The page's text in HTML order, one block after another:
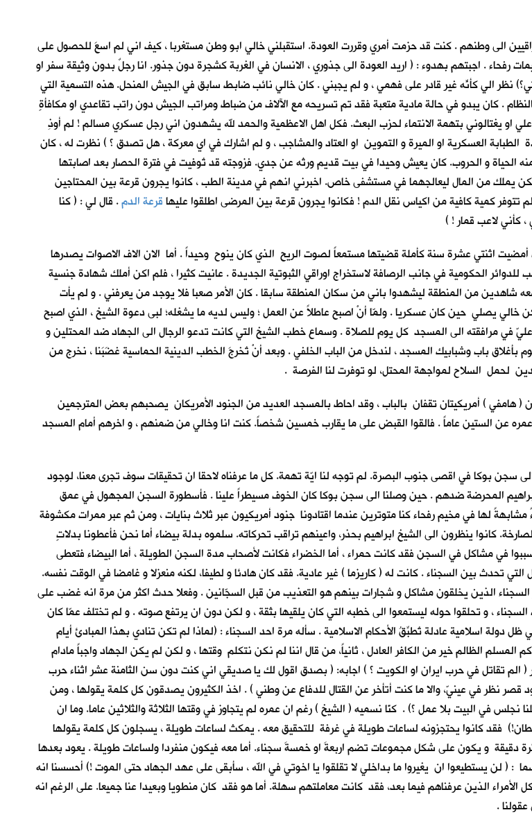
رفحاء بعودة العراقيين الى وطنهم . كنت قد حزمت أمري وقررت العودة. استقبلني خالي ابو وطن مستغربا ، كيف اني لم اسعَ للحصول على
رفحاء . اجبتهم بهدوء : ( اريد العودة الى جذوري ، الانسان في الغربة كشجرة دون جذور. انا رجلٌ بدون وثيقة سفر او
نظر الي كأنّه غير قادر على فهمي ، و لم يجبني . كان خالي نائب ضابطٍ سابق في الجيش المنحل. هذه التسمية التي
. كان يبدو في حالة مادية متعبة فقد تم تسريحه مع الآلاف من ضباط ومراتب الجيش دون راتب تقاعدي او مكافأةٍ
او يغتالوني بتهمة الانتماء لحزب البعث. فكل اهل الاعظمية والحمد لله يشهدون اني رجل عسكري مسالم ! لم أوذِ
العسكرية او الميرة و التموين او العتاد والمشاجب ، و لم اشارك في اي معركة ، هل تصدق ؟ ) نظرت له ، كان
الحياة و الحروب. كان يعيش وحيدا في بيت قديم ورثه عن جدي. فزوجته قد تُوفيت في فترة الحصار بعد اصابتها
يملك من المال ليعالجهما في مستشفى خاص. اخبرني انهم في مدينة الطب ، كانوا يجرون قرعة بين المحتاجين
كمية كافية من اكياس نقل الدم ! فكانوا يجرون قرعة بين المرضى اطلقوا عليهاقرعة الدم. قال لي : ( كنا
كأني لاعب قمار ! )
اثنتي عشرة سنة كأملة قضيتها مستمعاً لصوت الريح الذي كان ينوح وحيداً . أما الان الاف الاصوات يصدرها
الحكومية في جانب الرصافة لاستخراج اوراقي الثبوتية الجديدة . عانيت كثيرا ، فلم اكن أملك شهادة جنسية
شاهدين من المنطقة ليشهدوا باني من سكان المنطقة سابقا . كان الأمر صعبا فلا يوجد من يعرفني . و لم يأت
خالي يصلي حين كان عسكريا . ولمّا أنْ اصبح عاطلاً عن العمل ؛ وليس لديه ما يشغله؛ لبى دعوة الشيخ ، الذي اصبح
في مرافقته الى المسجد كل يوم للصلاة . وسماع خطب الشيخ التي كانت تدعو الرجال الى الجهاد ضد المحتلين و
باب وشبابيك المسجد ، لندخل من الباب الخلفي . وبعد أنْ تُخرجَ الخطب الدينية الحماسية غضَبَنا ، نخرج من
لحمل السلاح لمواجهة المحتل، لو توفرت لنا الفرصة .
خرجنا من المسجد كانت مدرعتان ( هامفي ) أمريكيتان تقفان بالباب ، وقد احاط بالمسجد العديد من الجنود الأمريكان يصحبهم بعض المترجمين
عن الستين عاماً . فالقوا القبض على ما يقارب خمسين شخصاً. كنت انا وخالي من ضمنهم ، و اخرهم أمام المسجد
سجن بوكا في اقصى جنوب البصرة. لم توجه لنا ايّة تهمة. كل ما عرفناه لاحقا ان تحقيقات سوف تجرى معنا، لوجود
المحرضة ضدهم . حين وصلنا الى سجن بوكا كان الخوف مسيطراً علينا . فأسطورة السجن المجهول في عمق
لها في مخيم رفحاء كنا متوترين عندما اقتادونا جنود أمريكيون عبر ثلاث بنايات ، ومن ثم عبر ممرات مكشوفة
كانوا ينظرون الى الشيخ ابراهيم بحذر، واعينهم تراقب تحركاته. سلموه بدلة بيضاء أما نحن فأعطونا بدلاتٍ
تسببوا في مشاكل في السجن فقد كانت حمراء ، أما الخضراء فكانت لأصحاب مدة السجن الطويلة ، أما البيضاء فتعطى
تحدث بين السجناء . كانت له ( كاريزما ) غير عادية. فقد كان هادئا و لطيفا، لكنه منعزلا و غامضا في الوقت نفسه.
الذين يخلقون مشاكل و شجارات بينهم هو التعذيب من قبل السجّانين . وفعلا حدث اكثر من مرة انه غضب على
، و تحلقوا حوله ليستمعوا الى خطبه التي كان يلقيها بثقة ، و لكن دون ان يرتفع صوته . و لم تختلف عمّا كان
اسلامية عادلة تُطبِّقُ الأحكام الاسلامية . سأله مرة احد السجناء : (لماذا لم تكن تنادي بهذا المبادئ أيام
الظالم خير من الكافر العادل ، ثانياً، من قال اننا لم نكن نتكلم وقتها ، و لكن لم يكن الجهاد واجباً مادام
تقاتل في حرب ايران او الكويت ؟ ) اجابه: ( بصدق اقول لك يا صديقي اني كنت دون سن الثامنة عشر اثناء حرب
في الخدمة العسكرية لوجود قصر نظر في عينيّ، والا ما كنت أتأخر عن القتال للدفاع عن وطني ) . اخذ الكثيرون يصدقون كل كلمة يقولها ، ومن
في البيت بلا عمل ؟) . كنّا نسميه ( الشيخ ) رغم ان عمره لم يتجاوز في وقتها الثلاثة والثلاثين عاما. وما ان
فقد كانوا يحتجزونه لساعات طويلة في غرفة للتحقيق معه . يمكث لساعات طويلة ، يسجلون كل كلمة يقولها
دقيقة و يكون على شكل مجموعات تضم اربعةَ او خمسةَ سجناء. أما معه فيكون منفردا ولساعات طويلة . يعود بعدها
: ( لن يستطيعوا ان يغيروا ما بداخلي لا تقلقوا يا اخوتي في الله ، سأبقى على عهد الجهاد حتى الموت !) أحسسنا انه
الذين عرفناهم فيما بعد، فقد كانت معاملتهم سهلة. أما هو فقد كان منطويا وبعيدا عنا جميعا. على الرغم انه
.